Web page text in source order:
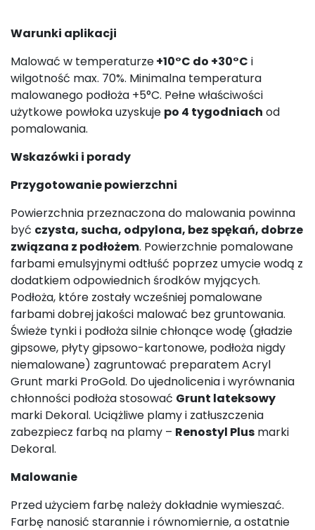
Warunki aplikacji
Malować w temperaturze+10°C do +30°C i
wilgotność max. 70%. Minimalna temperatura
malowanego podłoża +5°C. Pełne właściwości
użytkowe powłoka uzyskuje po 4 tygodniach od
pomalowania.
Wskazówki i porady
Przygotowanie powierzchni
Powierzchnia przeznaczona do malowania powinna
być czysta, sucha, odpylona, bez spękań, dobrze
związana z podłożem. Powierzchnie pomalowane
farbami emulsyjnymi odtłuść poprzez umycie wodą z
dodatkiem odpowiednich środków myjących.
Podłoża, które zostały wcześniej pomalowane
farbami dobrej jakości malować bez gruntowania.
Świeże tynki i podłoża silnie chłonące wodę (gładzie
gipsowe, płyty gipsowo-kartonowe, podłoża nigdy
niemalowane) zagruntować preparatem Acryl
Grunt marki ProGold. Do ujednolicenia i wyrównania
chłonności podłoża stosować Grunt lateksowy
marki Dekoral. Uciążliwe plamy i zatłuszczenia
zabezpiecz farbą na plamy – Renostyl Plus marki
Dekoral.
Malowanie
Przed użyciem farbę należy dokładnie wymieszać.
Farbę nanosić starannie i równomiernie, a ostatnie